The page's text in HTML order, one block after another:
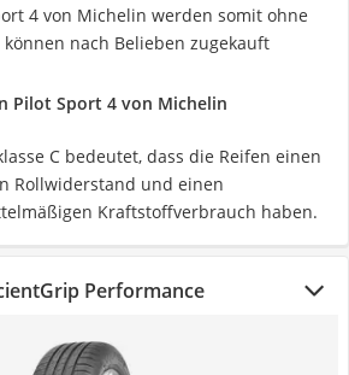
4 von Michelin werden somit ohne
nach Belieben zugekauft
Pilot Sport 4 von Michelin
C bedeutet, dass die Reifen einen
Rollwiderstand und einen
Kraftstoffverbrauch haben.
Performance